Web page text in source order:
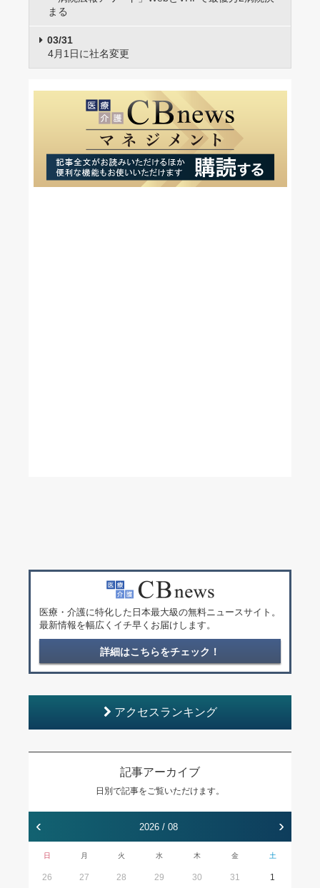
まる
03/31
4月1日に社名変更
医療・介護に特化した日本最大級の無料ニュースサイト。
最新情報を幅広くイチ早くお届けします。
詳細はこちらをチェック！
アクセスランキング
記事アーカイブ
日別で記事をご覧いただけます。
‹ 2026 / 08 ›
日 月 火 水 木 金 土
26 27 28 29 30 31 1